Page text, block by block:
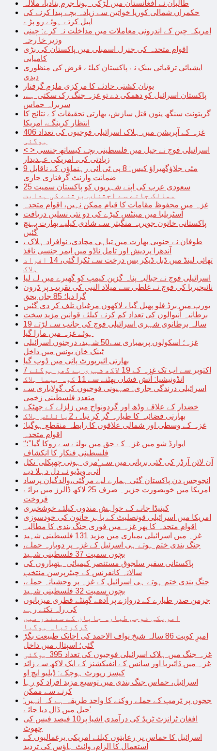
طالبان نے افغانستان میں لڑکی ہونا جرم بنادیا، ملالہ
حکمراں شمالی کوریا خواتین سے زیادہ بچے پیدا کرنے کی
اپیل کرتے ہوئے رو پڑے
امریکہ چین کے اندرونی معاملات میں مداخلت نہ کرے: چینی
وزیر خا رجہ
اقوام متحدہ کی جنرل اسمبلی میں پاکستان کی بڑی
کامیابی
ایشیائی ترقیاتی بینک نے پاکستان کیلئے قرض کی منظوری
دیدی
یونان کشتی حادثے کا مرکزی ملزم گرفتار
پاکستان اسرائیل کو دھمکی دے تو غزہ جنگ رک سکتی ہے،
سربراہ حماس
گرپتونت سنگھ پنوں قتل سازش، بھارتی تحقیقات کے نتائج کا
انتظار کرینگے، امریکا
غزہ کے آپریشن میں ہلاک اسرائیلی فوجیوں کی تعداد 406
ہوگئی
< > اسرائیلی فوج نے جیل میں فلسطینی بچے کیساتھ جنسی
زیادتی کی، امریکی عہدیدار
9 مئی جلاؤگھیراؤ کیس: 8 پی ٹی آئی رہنماؤں کے ناقابل
ضمانت وارنٹ گرفتاری جاری
سعودی عرب کی اپنے شہریوں کو پاکستان سمیت 25
ممالک جانے سے اجتناب برتنے کی ہدایت
غزہ میں محفوظ مقامات کا قیام ممکن نہیں، اقوام متحدہ
آسٹریلیا میں مینٹس کیڑے کی دو نئی نسلیں دریافت
پاکستانی خاتون جویریہ منگیتر سے شادی کیلیے بھارت پہنچ
گئیں
طوفان نے جنوبی بھارت میں تباہی مچادی، نوافراد ہلاک ،
آندھرا پردیش اور تامل ناڈو میں ایمر جنسی نافذ
تھائی لینڈ میں ڈبل ڈیکر بس درخت سے ٹکرا گئی، 14 افراد
ہلاک
اسرائیلی فوج نے جبالیہ پناہ گزین کیمپ کو گھیرے میں لے لیا
نائیجیریا کی فوج نے غلطی سے میلاد النبی کی تقریب پر ڈرون
گرا دیا؛ 85 جاں بحق
یورپ میں برڈ فلو پھیل گیا ، لاکھوں مرغیاں تلف کر دی گئیں
برطانیہ آنیوالوں کی تعداد کم کرنے کیلئے قوانین مزید سخت
19 سالہ برطانوی شہری اسرائیلی فوج کی جانب سے لڑتے
ہوئے غزہ میں مارا گیا
غزہ؛ اسکولوں پربمباری سے50 شہید، درجنوں اسرائیلی
ٹینک خان یونس میں داخل
بھارتی ائیرپورٹ پانی میں ڈوب گیا
7 اکتوبر سے اب تک غزہ کے 19 لاکھ شہری بے گھر ہوگئے
انڈونیشیا: آتش فشاں پھٹنے سے 11 کوہ پیما ہلاک
اسرائیلی درندگی جاری: صہیونی فوجیوں کی گولاباری سے
متعدد فلسطینی زخمی
خضدار کے علاقے وڈھ اور گردونواح میں زلزلے کے جھٹکے
بھارتی فضائیہ کا طیارہ گر کر تباہ، 2پائلٹس ہلاک
غزہ کے وسطی اور شمالی علاقوں کا رابطہ منقطع ہوگیا:
اقوام متحدہ
“ایوارڈ شو میں غزہ کے حق میں بولنے سے روکا گیا”؛
فلسطینی فنکار کا انکشاف
آن لائن آرڈر کی گئی بریانی میں سے ‘مری ہوئی چھپکلی’ نکل
آئی، ویڈیو نے دل دہلا دیے
انجوجس دن پاکستان گئی ہمارے لیے مرگئی،والدگیان پرساد
امریکا میں خوبصورت جزیرہ صرف 25 لاکھ ڈالرز میں برائے
فروخت
کینیڈا جانے کے خواہش مندوں کیلئے خوشخبری
امریکا میں اسرائیلی قونصلیٹ کے باہر خاتون کی خودسوزی
اقوام متحدہ کا پھر غزہ میں فوری جنگ بندی کا مطالبہ
غزہ میں اسرائیلی بمباری میں مزید 131 فلسطینی شہید
جنگ بندی ختم ہوتے ہی اسرئیل کے غزہ پر دوبارہ حملے،
بچوں سمیت 37 فلسطینی شہید
پاکستانی سفیر سلجوق مستنصر کیمیائی ہتھیاروں کی
سالانہ کانفرنس کے چیئرپرسن منتخب
جنگ بندی ختم ہوتے ہی اسرائیل کے غزہ پر وحشیانہ حملے،
بچوں سمیت 32 فلسطینی شہید
جرمن صدر طیارے کے دروازے پر آدھے گھنٹے قطری میزبانوں
کی راہ تکتے رہے
امریکی فوجی طیارہ جاپان کے سمندر میں
گرکرتباہ ہوگیا
امیرِ کویت 86 سالہ شیخ نواف الاحمد کی اچانک طبیعت بگڑ
گئی؛ اسپتال میں داخل
غزہ جنگ میں ہلاک اسرائیلی فوجیوں کی تعداد 395 ہوگئی
غزہ میں ڈائیریا اور سانس کے انفیکشنز کے ایک لاکھ سے زائد
کیسز رپورٹ ہوچکے: ڈبلیو ایچ او
اسرائیل، حماس جنگ بندی میں توسیع مزید افراد کو رہا
کرنے سے ممکن
‘ججوں پر ٹرمپ کے حملے روکنے کا واحد طریقہ ہے کہ انہیں
جیل میں ڈال دیا جائے’
افغان ٹرانزٹ ٹریڈ کی درآمدی اشیا پر10 فیصد فیس کی
چھوٹ
اسرائیل کا حماس پر رعایتوں کیلئے امریکی یرغمالیوں کے
استعمال کا الزام، وائٹ ہاؤس کی تردید